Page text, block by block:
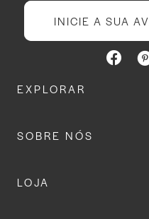
INICIE A SUA
EXPLORAR
SOBRE NÓS
LOJA